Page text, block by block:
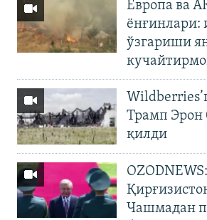
Европа ва
ёнғинлари:
ўзгариши
Трамп Эрон
қилди
Чашмадан